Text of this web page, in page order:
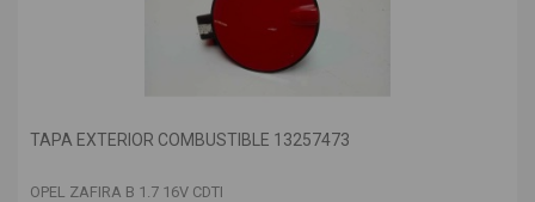
TAPA EXTERIOR COMBUSTIBLE 13257473
OPEL ZAFIRA B 1.7 16V CDTI